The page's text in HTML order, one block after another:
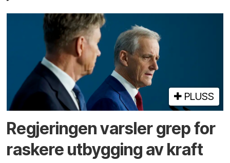
PLUSS
Regjeringen varsler grep for
raskere utbygging av kraft